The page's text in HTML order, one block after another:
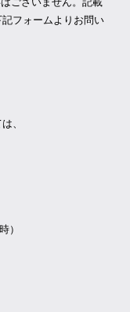
フォームよりお問い
、
）